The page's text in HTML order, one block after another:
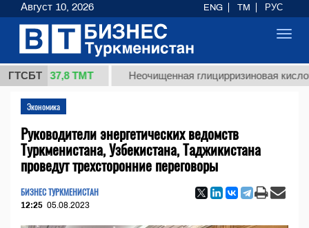
ГТСБТ
37,8 ТМТ Неочищенная глицирризиновая кислота
Экономика
Руководители энергетических ведомств
Туркменистана, Узбекистана, Таджикистана
проведут трехсторонние переговоры
БИЗНЕС ТУРКМЕНИСТАН
12:25 05.08.2023
Август 10, 2026 ENG TM РУС